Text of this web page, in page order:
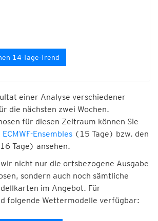
14-Tage-Trend
einer Analyse verschiedener
die nächsten zwei Wochen.
für diesen Zeitraum können Sie
ECMWF-Ensembles (15 Tage) bzw. den
Tage) ansehen.
nicht nur die ortsbezogene Ausgabe
sondern auch noch sämtliche
im Angebot. Für
folgende Wettermodelle verfügbar: